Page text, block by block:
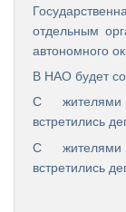
отдельным
автономного
В НАО будет
С жителями
встретились
С жителями
встретились